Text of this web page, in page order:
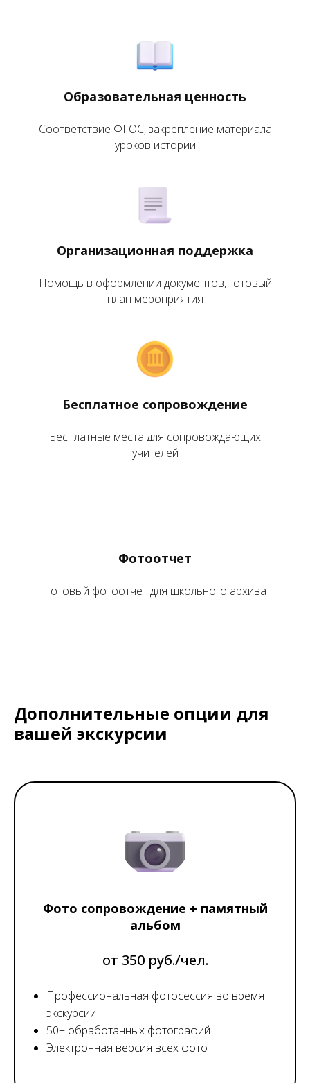
Образовательная ценность
Соответствие ФГОС, закрепление материала
уроков истории
Организационная поддержка
Помощь в оформлении документов, готовый
план мероприятия
Бесплатное сопровождение
Бесплатные места для сопровождающих
учителей
Фотоотчет
Готовый фотоотчет для школьного архива
Дополнительные опции для
вашей экскурсии
Фото сопровождение + памятный
альбом
от 350 руб./чел.
Профессиональная фотосессия во время
экскурсии
50+ обработанных фотографий
Электронная версия всех фото